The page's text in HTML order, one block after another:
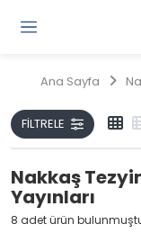
Ana Sayfa
FILTRELE
Nakkaş
Yayınları
8 adet ürün